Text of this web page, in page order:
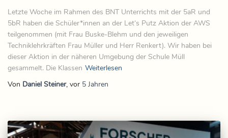
Letzte Woche im Rahmen des BNT Unterrichts mit der 5aR und
5bR haben die Schüler*innen an der Let‘s Putz Aktion der AWS
teilgenommen (mit Frau Buske-Blehm und den jeweiligen
Techniklehrkräften Frau Müller und Herr Renkert). Wir haben bei
dieser Aktion in der näheren Umgebung der Schule Müll
gesammelt. Die Klassen Weiterlesen
Von Daniel Steiner, vor 5 Jahren